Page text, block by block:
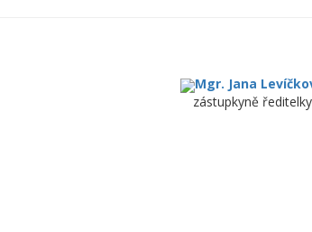
Mgr. Jana
zástupkyně ředitelky